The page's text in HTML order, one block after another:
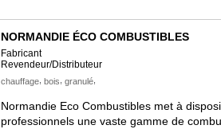
NORMANDIE ÉCO COMBUSTIBLES
Fabricant
Revendeur/Distributeur
chauffage, bois granulé,
Normandie Eco Combustibles met à
professionnels une vaste gamme de